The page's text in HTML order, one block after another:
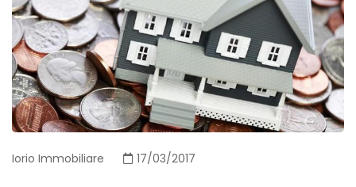
Iorio Immobiliare 17/03/2017